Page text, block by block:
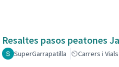
Resaltes pasos
SuperGarrapatilla Carrers i Vials